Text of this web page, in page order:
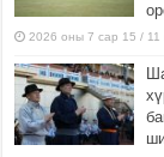
2026 оны 7 сар 15 / 11